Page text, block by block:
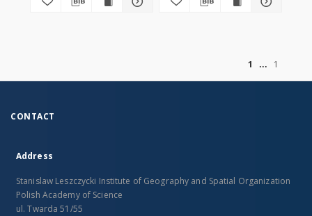
1
1
CONTACT
Address
Stanislaw Leszczycki Institute of Geography and Spatial Organization
Polish Academy of Science
ul. Twarda 51/55